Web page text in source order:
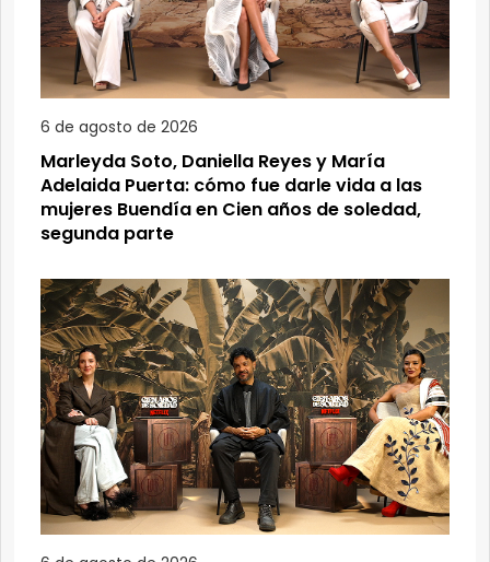
6 de agosto de 2026
Marleyda Soto, Daniella Reyes y María
Adelaida Puerta: cómo fue darle vida a las
mujeres Buendía en Cien años de soledad,
segunda parte